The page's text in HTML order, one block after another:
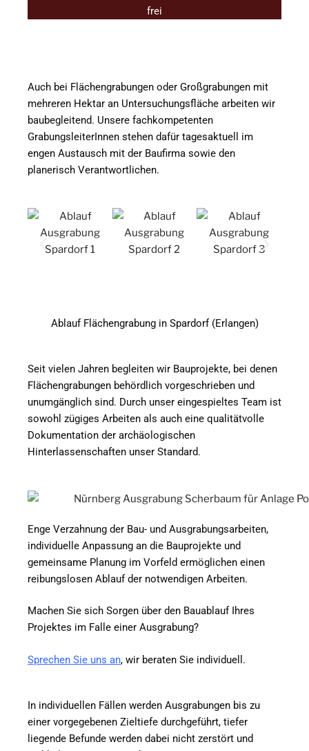
frei
Auch bei Flächengrabungen oder Großgrabungen mit
mehreren Hektar an Untersuchungsfläche arbeiten wir
baubegleitend. Unsere fachkompetenten
GrabungsleiterInnen stehen dafür tagesaktuell im
engen Austausch mit der Baufirma sowie den
planerisch Verantwortlichen.
Ablauf Flächengrabung in Spardorf (Erlangen)
Seit vielen Jahren begleiten wir Bauprojekte, bei denen
Flächengrabungen behördlich vorgeschrieben und
unumgänglich sind. Durch unser eingespieltes Team ist
sowohl zügiges Arbeiten als auch eine qualitätvolle
Dokumentation der archäologischen
Hinterlassenschaften unser Standard.
Enge Verzahnung der Bau- und Ausgrabungsarbeiten,
individuelle Anpassung an die Bauprojekte und
gemeinsame Planung im Vorfeld ermöglichen einen
reibungslosen Ablauf der notwendigen Arbeiten.
Machen Sie sich Sorgen über den Bauablauf Ihres
Projektes im Falle einer Ausgrabung?
Sprechen Sie uns an, wir beraten Sie individuell.
In individuellen Fällen werden Ausgrabungen bis zu
einer vorgegebenen Zieltiefe durchgeführt, tiefer
liegende Befunde werden dabei nicht zerstört und